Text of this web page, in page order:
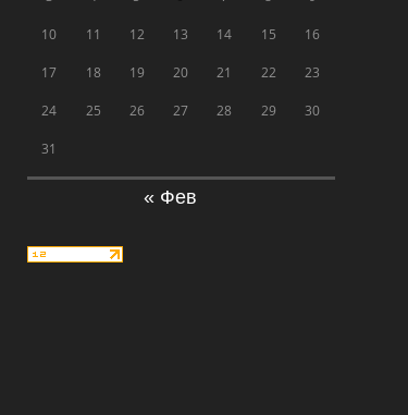
10 11 12 13 14 15 16
17 18 19 20 21 22 23
24 25 26 27 28 29 30
31
« Фев